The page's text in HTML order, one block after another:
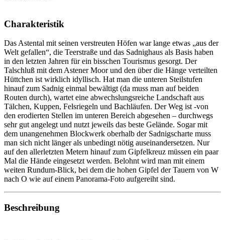
Charakteristik
Das Astental mit seinen verstreuten Höfen war lange etwas „aus der
Welt gefallen“, die Teerstraße und das Sadnighaus als Basis haben
in den letzten Jahren für ein bisschen Tourismus gesorgt. Der
Talschluß mit dem Astener Moor und den über die Hänge verteilten
Hüttchen ist wirklich idyllisch. Hat man die unteren Steilstufen
hinauf zum Sadnig einmal bewältigt (da muss man auf beiden
Routen durch), wartet eine abwechslungsreiche Landschaft aus
Tälchen, Kuppen, Felsriegeln und Bachläufen. Der Weg ist -von
den erodierten Stellen im unteren Bereich abgesehen – durchwegs
sehr gut angelegt und nutzt jeweils das beste Gelände. Sogar mit
dem unangenehmen Blockwerk oberhalb der Sadnigscharte muss
man sich nicht länger als unbedingt nötig auseinandersetzen. Nur
auf den allerletzten Metern hinauf zum Gipfelkreuz müssen ein paar
Mal die Hände eingesetzt werden. Belohnt wird man mit einem
weiten Rundum-Blick, bei dem die hohen Gipfel der Tauern von W
nach O wie auf einem Panorama-Foto aufgereiht sind.
Beschreibung